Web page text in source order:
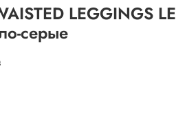
LEGGINGS
серые